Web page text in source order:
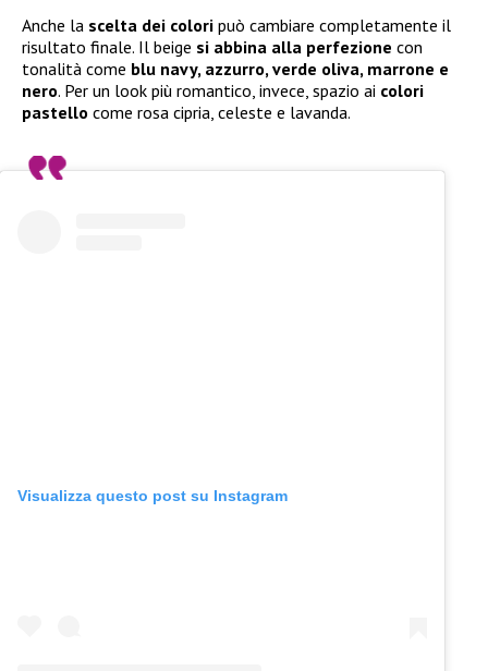
Anche la scelta dei colori può cambiare completamente il
risultato finale. Il beige si abbina alla perfezione con
tonalità come blu navy, azzurro, verde oliva, marrone e
nero. Per un look più romantico, invece, spazio ai colori
pastello come rosa cipria, celeste e lavanda.
Visualizza questo post su Instagram